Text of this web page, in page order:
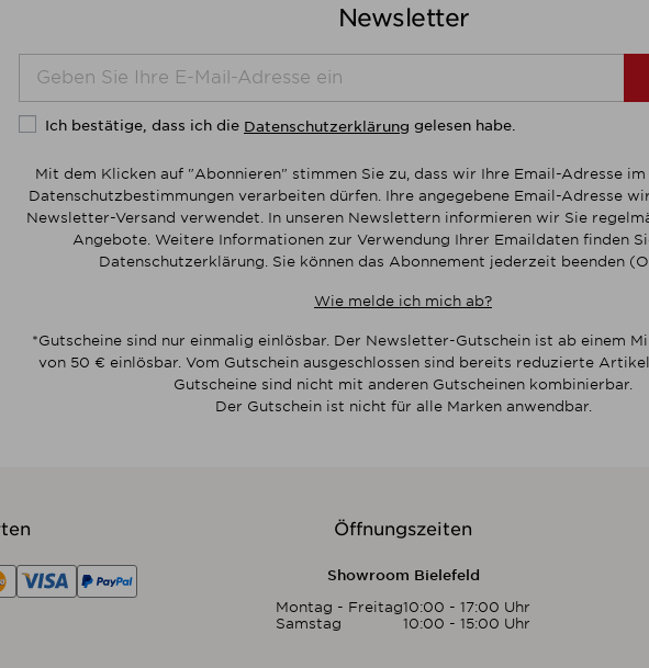
Newsletter
Ich bestätige, dass ich die Datenschutzerklärung gelesen habe.
Mit dem Klicken auf "Abonnieren" stimmen Sie zu, dass wir Ihre Email-Adresse im
Datenschutzbestimmungen verarbeiten dürfen. Ihre angegebene Email-Adresse
Newsletter-Versand verwendet. In unseren Newslettern informieren wir Sie
Angebote. Weitere Informationen zur Verwendung Ihrer Emaildaten finden
Datenschutzerklärung. Sie können das Abonnement jederzeit beenden
Wie melde ich mich ab?
*Gutscheine sind nur einmalig einlösbar. Der Newsletter-Gutschein ist ab einem
von 50 € einlösbar. Vom Gutschein ausgeschlossen sind bereits reduzierte Artikel
Gutscheine sind nicht mit anderen Gutscheinen kombinierbar.
Der Gutschein ist nicht für alle Marken anwendbar.
Öffnungszeiten
Showroom Bielefeld
Montag - Freitag10:00 - 17:00 Uhr
Samstag
10:00 - 15:00 Uhr